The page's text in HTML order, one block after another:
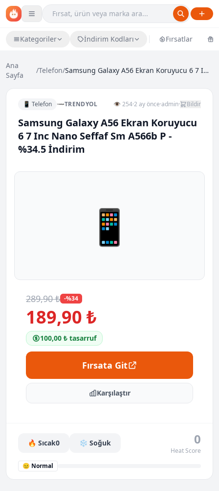
Kategoriler İndirim Kodları Fırsatlar
Ana
Sayfa
/Telefon/ Samsung Galaxy A56 Ekran Koruyucu 6 7 Inc Nano Sef...
📱 Telefon TRENDYOL 👁 254·2 ay önce·admin· Bildir
Samsung Galaxy A56 Ekran Koruyucu
6 7 Inc Nano Seffaf Sm A566b P -
%34.5 İndirim
📱
289,90 ₺ -%34
189,90 ₺
100,00 ₺ tasarruf
Fırsata Git
Karşılaştır
🔥 Sıcak0 ❄️ Soğuk 0
Heat Score
😐 Normal